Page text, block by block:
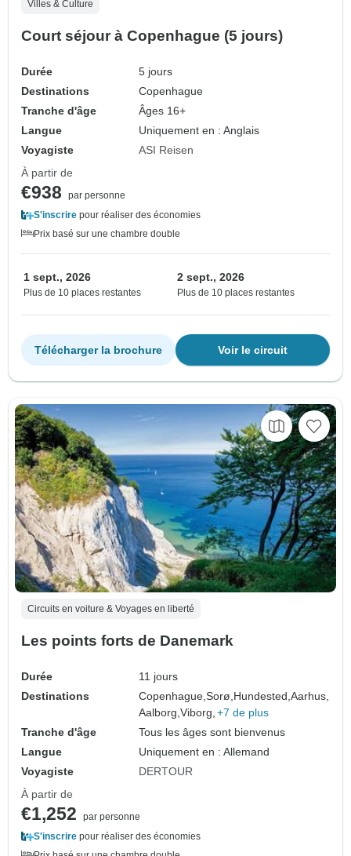
Villes & Culture
Court séjour à Copenhague (5 jours)
Durée
5 jours
Destinations
Copenhague
Tranche d'âge
Âges 16+
Langue
Uniquement en : Anglais
Voyagiste
ASI Reisen
À partir de
€938
par personne
S'inscrire pour réaliser des économies
Prix basé sur une chambre double
1 sept., 2026
Plus de 10 places restantes
2 sept., 2026
Plus de 10 places restantes
Voir le circuit
Télécharger la brochure
Circuits en voiture & Voyages en liberté
Les points forts de Danemark
Durée
11 jours
Destinations
Copenhague,Sorø, Hundested,Aarhus,
Aalborg,Viborg, +7 de plus
Tranche d'âge
Tous les âges sont bienvenus
Langue
Uniquement en : Allemand
Voyagiste
DERTOUR
À partir de
€1,252
par personne
S'inscrire pour réaliser des économies